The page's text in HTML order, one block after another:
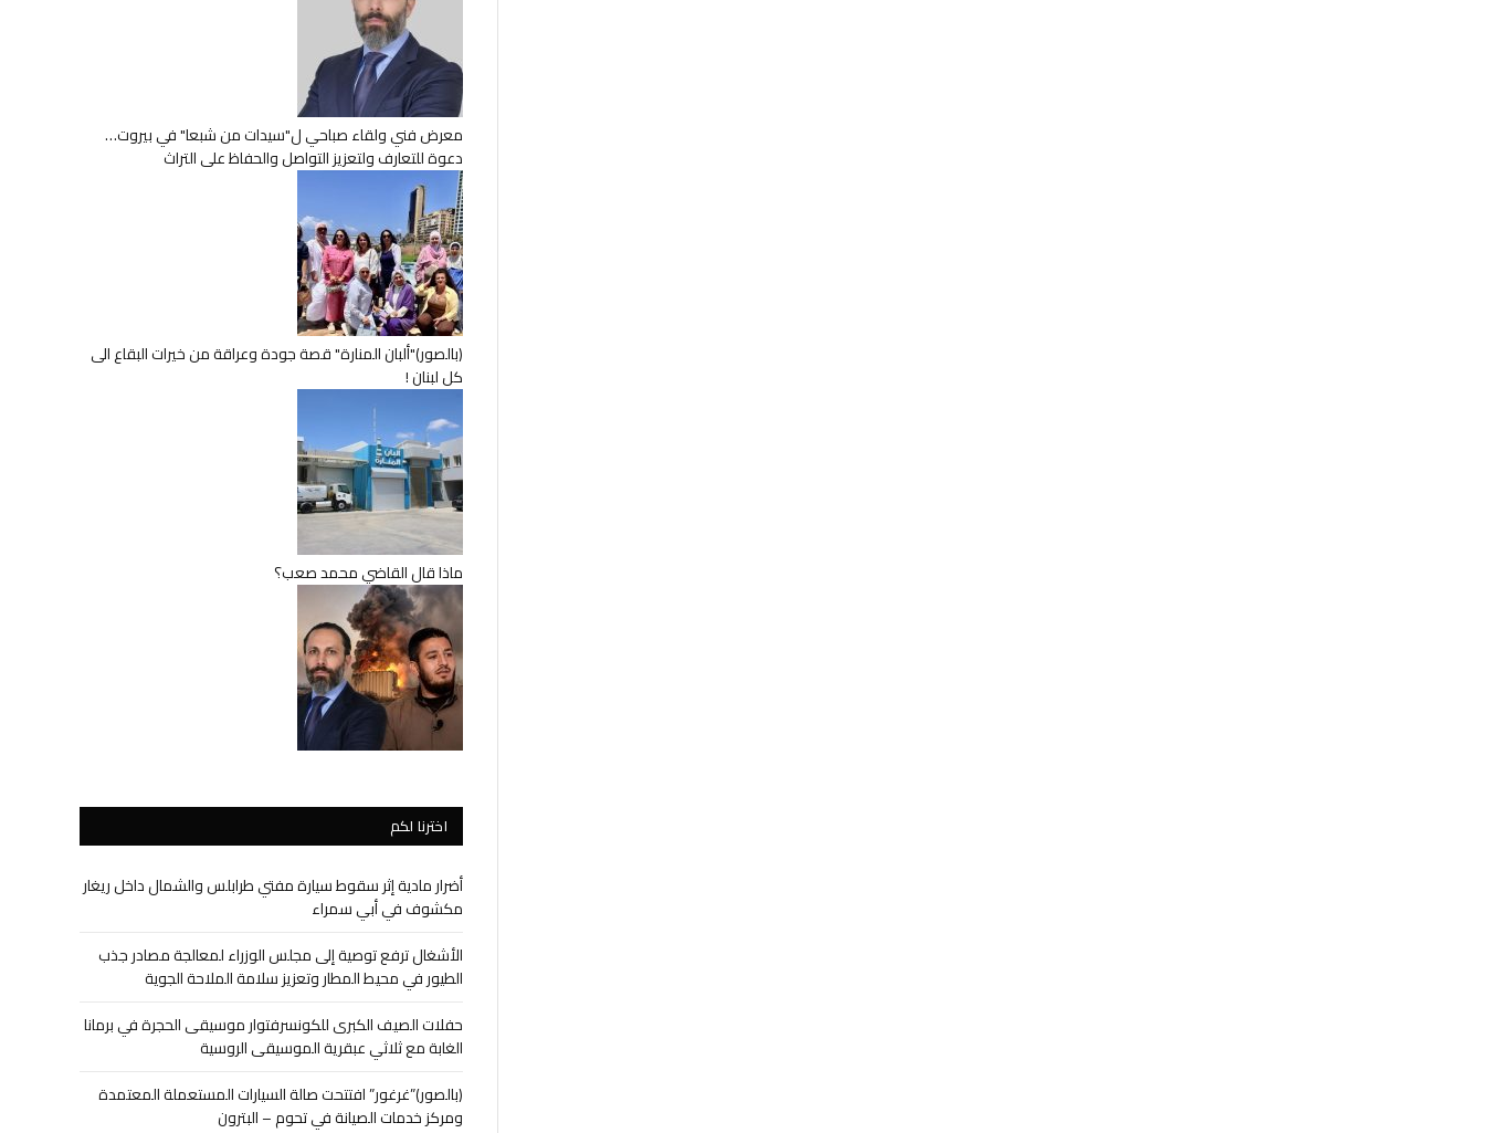
معرض فني ولقاء صباحي ل"سيدات من شبعا" في بيروت…
دعوة للتعارف ولتعزيز التواصل والحفاظ على التراث
(بالصور)"ألبان المنارة" قصة جودة وعراقة من خيرات البقاع الى
كل لبنان !
ماذا قال القاضي محمد صعب؟
اخترنا لكم
أضرار مادية إثر سقوط سيارة مفتي طرابلس والشمال داخل ريغار
مكشوف في أبي سمراء
الأشغال ترفع توصية إلى مجلس الوزراء لمعالجة مصادر جذب
الطيور في محيط المطار وتعزيز سلامة الملاحة الجوية
حفلات الصيف الكبرى للكونسرفتوار موسيقى الحجرة في برمانا
الغابة مع ثلاثي عبقرية الموسيقى الروسية
(بالصور)”غرغور” افتتحت صالة السيارات المستعملة المعتمدة
ومركز خدمات الصيانة في تحوم – البترون